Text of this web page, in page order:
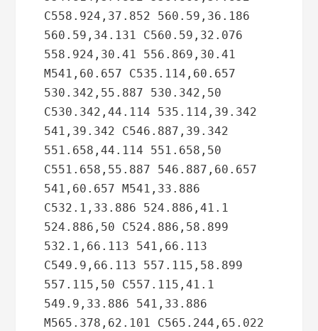
C558.924,37.852 560.59,36.186
560.59,34.131 C560.59,32.076
558.924,30.41 556.869,30.41
M541,60.657 C535.114,60.657
530.342,55.887 530.342,50
C530.342,44.114 535.114,39.342
541,39.342 C546.887,39.342
551.658,44.114 551.658,50
C551.658,55.887 546.887,60.657
541,60.657 M541,33.886
C532.1,33.886 524.886,41.1
524.886,50 C524.886,58.899
532.1,66.113 541,66.113
C549.9,66.113 557.115,58.899
557.115,50 C557.115,41.1
549.9,33.886 541,33.886
M565.378,62.101 C565.244,65.022